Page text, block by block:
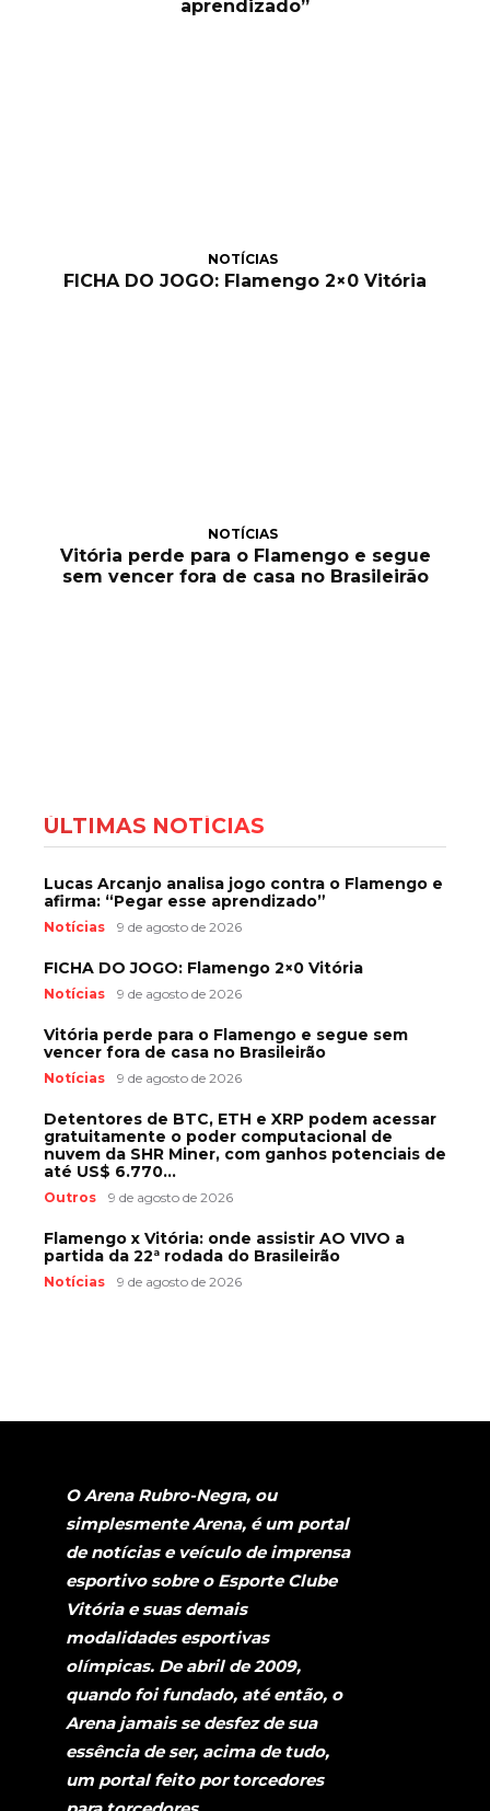
aprendizado”
NOTÍCIAS
FICHA DO JOGO: Flamengo 2×0 Vitória
NOTÍCIAS
Vitória perde para o Flamengo e segue
sem vencer fora de casa no Brasileirão
ÚLTIMAS NOTÍCIAS
Lucas Arcanjo analisa jogo contra o Flamengo e
afirma: “Pegar esse aprendizado”
Notícias 9 de agosto de 2026
FICHA DO JOGO: Flamengo 2×0 Vitória
Notícias 9 de agosto de 2026
Vitória perde para o Flamengo e segue sem
vencer fora de casa no Brasileirão
Notícias 9 de agosto de 2026
Detentores de BTC, ETH e XRP podem acessar
gratuitamente o poder computacional de
nuvem da SHR Miner, com ganhos potenciais de
até US$ 6.770...
Outros 9 de agosto de 2026
Flamengo x Vitória: onde assistir AO VIVO a
partida da 22ª rodada do Brasileirão
Notícias 9 de agosto de 2026
O Arena Rubro-Negra, ou
simplesmente Arena, é um portal
de notícias e veículo de imprensa
esportivo sobre o Esporte Clube
Vitória e suas demais
modalidades esportivas
olímpicas. De abril de 2009,
quando foi fundado, até então, o
Arena jamais se desfez de sua
essência de ser, acima de tudo,
um portal feito por torcedores